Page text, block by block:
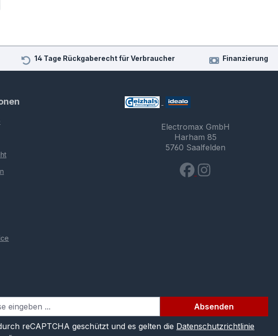
14 Tage Rückgaberecht für Verbraucher Finanzierung
Electromax GmbH
Harham 85
5760 Saalfelden
Absenden
reCAPTCHA geschützt und es gelten die Datenschutzrichtlinie